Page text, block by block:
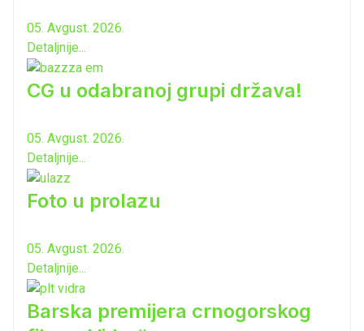
05. Avgust. 2026.
Detaljnije...
CG u odabranoj grupi država!
05. Avgust. 2026.
Detaljnije...
Foto u prolazu
05. Avgust. 2026.
Detaljnije...
Barska premijera crnogorskog